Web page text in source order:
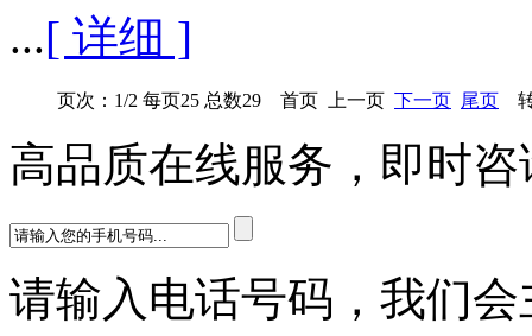
...[ 详细 ]
页次：1/2 每页25 总数29 首页 上一页 下一页 尾页
高品质在线服务，即时咨
请输入电话号码，我们